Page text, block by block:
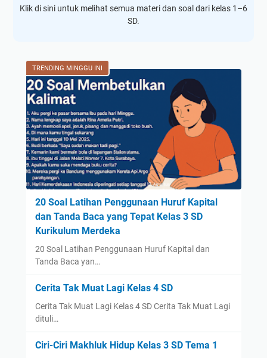
Klik di sini untuk melihat semua materi dan soal dari kelas 1–6
SD.
TRENDING MINGGU INI
20 Soal Latihan Penggunaan Huruf Kapital
dan Tanda Baca yang Tepat Kelas 3 SD
Kurikulum Merdeka
20 Soal Latihan Penggunaan Huruf Kapital dan
Tanda Baca yan…
Cerita Tak Muat Lagi Kelas 4 SD
Cerita Tak Muat Lagi Kelas 4 SD Cerita Tak Muat Lagi
dituli…
Ciri-Ciri Makhluk Hidup Kelas 3 SD Tema 1